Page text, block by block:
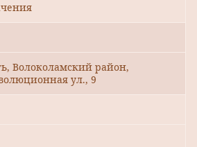
Волоколамский район,
ул., 9